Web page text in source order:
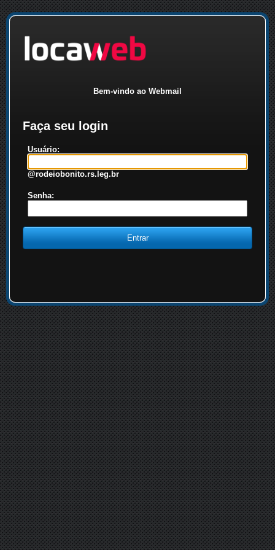
Bem-vindo ao Webmail
Faça seu login
Usuário:
@rodeiobonito.rs.leg.br
Senha: